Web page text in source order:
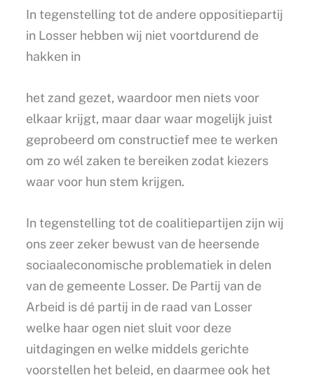
In tegenstelling tot de andere oppositiepartij
in Losser hebben wij niet voortdurend de
hakken in
het zand gezet, waardoor men niets voor
elkaar krijgt, maar daar waar mogelijk juist
geprobeerd om constructief mee te werken
om zo wél zaken te bereiken zodat kiezers
waar voor hun stem krijgen.
In tegenstelling tot de coalitiepartijen zijn wij
ons zeer zeker bewust van de heersende
sociaaleconomische problematiek in delen
van de gemeente Losser. De Partij van de
Arbeid is dé partij in de raad van Losser
welke haar ogen niet sluit voor deze
uitdagingen en welke middels gerichte
voorstellen het beleid, en daarmee ook het